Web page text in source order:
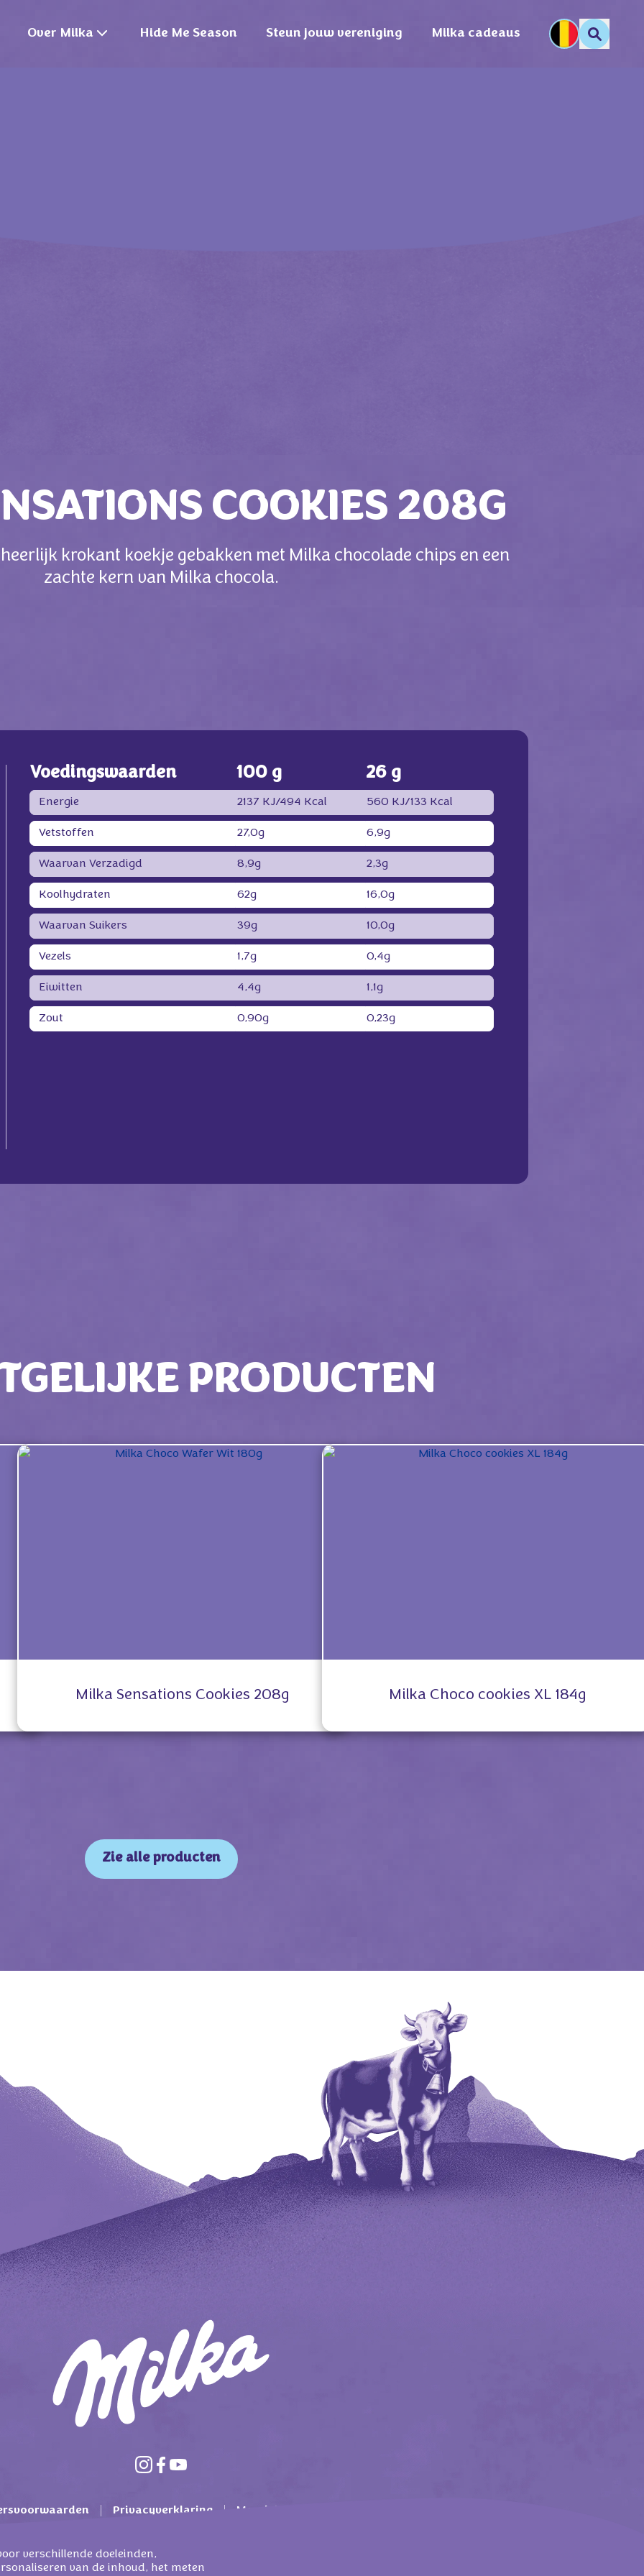
Over Milka Hide Me Season Steun jouw vereniging Milka cadeaus
COOKIES 208G
krokant koekje gebakken met Milka chocolade chips en een
zachte kern van Milka chocola.
Voedingswaarden 100 g 26 g
Energie 2137 KJ/494 Kcal 560 KJ/133 Kcal
Vetstoffen 27,0g 6,9g
Waarvan Verzadigd 8,9g 2,3g
Koolhydraten 62g 16,0g
Waarvan Suikers 39g 10,0g
Vezels 1,7g 0,4g
Eiwitten 4,4g 1,1g
Zout 0,90g 0,23g
PRODUCTEN
Milka Sensations Cookies 208g Milka Choco cookies XL 184g
Zie alle producten
Privacyverklaring
Mondelez International
verschillende doeleinden,
van de inhoud, het meten